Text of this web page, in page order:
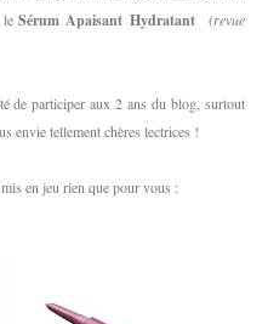
leSérum Apaisant Hydratant (revue
de participer aux 2 ans du blog, surtout
envie tellement chères lectrices !
en jeu rien que pour vous :